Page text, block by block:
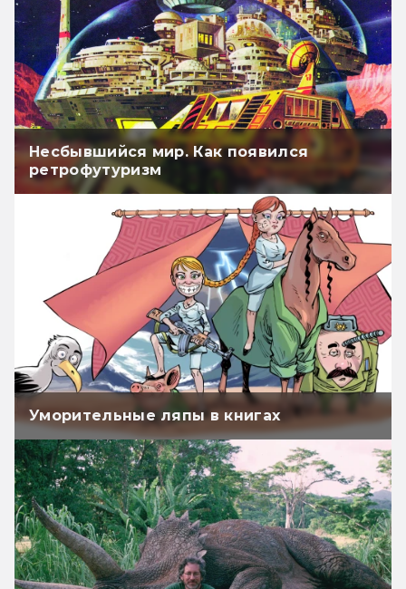
Несбывшийся мир. Как появился
ретрофутуризм
Уморительные ляпы в книгах